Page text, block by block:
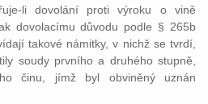
li dovolání proti výroku o vině
dovolacímu důvodu podle § 265b
takové námitky, v nichž se tvrdí,
soudy prvního a druhého stupně,
činu, jímž byl obviněný uznán